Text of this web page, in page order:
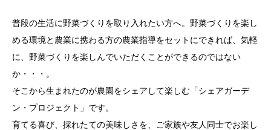
普段の生活に野菜づくりを取り入れたい方へ。野菜づくりを楽し
める環境と農業に携わる方の農業指導をセットにできれば、気軽
に、野菜づくりを楽しんでいただくことができるのではない
か・・・。
そこから生まれたのが農園をシェアして楽しむ「シェアガーデ
ン・プロジェクト」です。
育てる喜び、採れたての美味しさを、ご家族や友人同士でお楽し